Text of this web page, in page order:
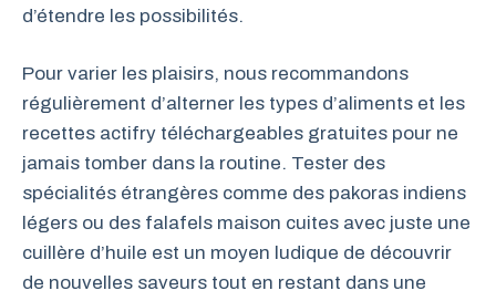
d’étendre les possibilités.
Pour varier les plaisirs, nous recommandons
régulièrement d’alterner les types d’aliments et les
recettes actifry téléchargeables gratuites pour ne
jamais tomber dans la routine. Tester des
spécialités étrangères comme des pakoras indiens
légers ou des falafels maison cuites avec juste une
cuillère d’huile est un moyen ludique de découvrir
de nouvelles saveurs tout en restant dans une